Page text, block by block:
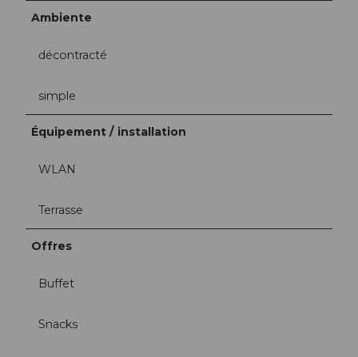
Ambiente
décontracté
simple
Équipement / installation
WLAN
Terrasse
Offres
Buffet
Snacks